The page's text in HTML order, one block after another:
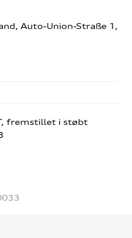
Auto-Union-Straße 1,
fremstillet i støbt